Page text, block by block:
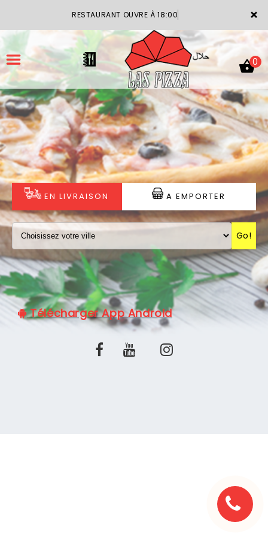
×
RESTAURANT OUVRE À 18:00
ACCUEIL
LA CARTE
VOTRE COMPTE
NOTRE RESTAURANT
VOS AVIS
MENTIONS LÉGALES
C.G.V
0
EN LIVRAISON A EMPORTER
Go!
Télécharger App Android